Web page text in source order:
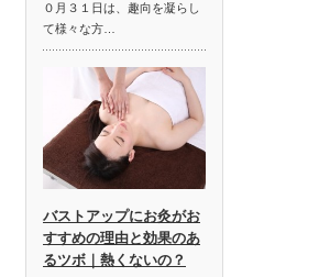
０月３１日は、趣向を凝らし
て様々な方…
バストアップにお灸がお
すすめの理由と効果のあ
るツボ｜熱くないの？